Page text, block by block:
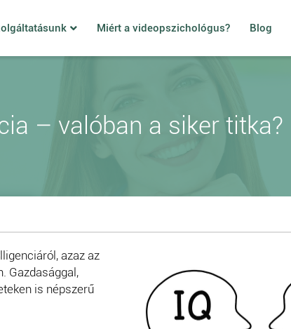
Miért a videopszichológus? Blog
– valóban a siker titka?
azaz az
Gazdasággal,
is népszerű